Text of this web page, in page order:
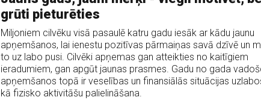
grūti pieturēties
Miljoniem cilvēku visā pasaulē katru gadu iesāk ar kādu jaunu
apņemšanos, lai ienestu pozitīvas pārmaiņas savā dzīvē un
to uz labo pusi. Cilvēki apņemas gan atteikties no kaitīgiem
ieradumiem, gan apgūt jaunas prasmes. Gadu no gada
apņemšanos topā ir veselības un finansiālās situācijas
kā fizisko aktivitāšu palielināšana.